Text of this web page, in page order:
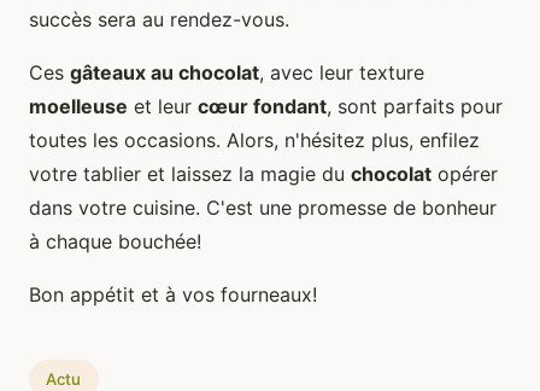
succès sera au rendez-vous.
Ces gâteaux au chocolat, avec leur texture
moelleuse et leur cœur fondant, sont parfaits pour
toutes les occasions. Alors, n'hésitez plus, enfilez
votre tablier et laissez la magie du chocolat opérer
dans votre cuisine. C'est une promesse de bonheur
à chaque bouchée!
Bon appétit et à vos fourneaux!
Actu